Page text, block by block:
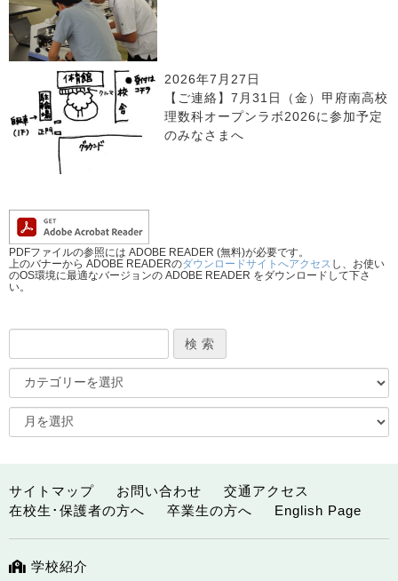
2026年7月27日
【ご連絡】7月31日（金）甲府南高校
理数科オープンラボ2026に参加予定
のみなさまへ
PDFファイルの参照には ADOBE READER (無料)が必要です。
上のバナーから ADOBE READERのダウンロードサイトへアクセス し、お使い
のOS環境に最適なバージョンの ADOBE READER をダウンロードして下さ
い。
サイトマップ お問い合わせ
交通アクセス
在校生･保護者の方へ
卒業生の方へ English Page
学校紹介